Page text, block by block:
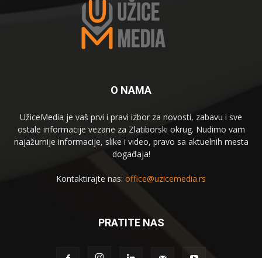
O NAMA
UžiceMedia je vaš prvi i pravi izbor za novosti, zabavu i sve
ostale informacije vezane za Zlatiborski okrug. Nudimo vam
najažurnije informacije, slike i video, pravo sa aktuelnih mesta
događaja!
Kontaktirajte nas: office@uzicemedia.rs
PRATITE NAS